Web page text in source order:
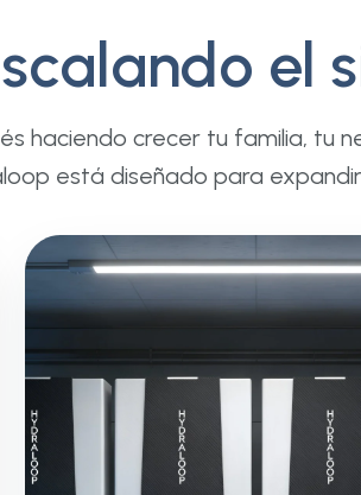
el
haciendo crecer tu familia, tu
está diseñado para